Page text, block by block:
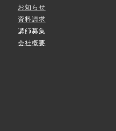
お知らせ
資料請求
講師募集
会社概要